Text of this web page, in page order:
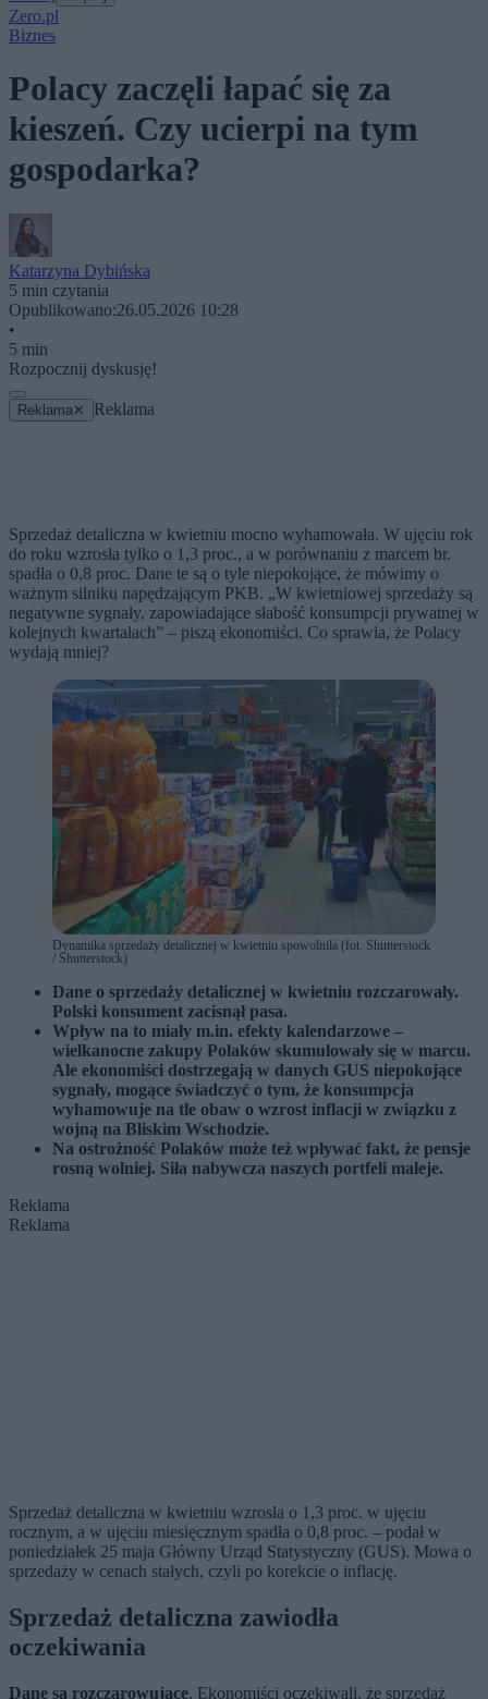
Zero.pl
Biznes
Polacy zaczęli łapać się za
kieszeń. Czy ucierpi na tym
gospodarka?
Katarzyna Dybińska
5 min czytania
Opublikowano:26.05.2026 10:28
•
5 min
Rozpocznij dyskusję!
Reklama ✕ Reklama
Sprzedaż detaliczna w kwietniu mocno wyhamowała. W ujęciu rok
do roku wzrosła tylko o 1,3 proc., a w porównaniu z marcem br.
spadła o 0,8 proc. Dane te są o tyle niepokojące, że mówimy o
ważnym silniku napędzającym PKB. „W kwietniowej sprzedaży są
negatywne sygnały, zapowiadające słabość konsumpcji prywatnej w
kolejnych kwartałach” – piszą ekonomiści. Co sprawia, że Polacy
wydają mniej?
Dynamika sprzedaży detalicznej w kwietniu spowolniła (fot. Shutterstock
/ Shutterstock)
Dane o sprzedaży detalicznej w kwietniu rozczarowały.
Polski konsument zacisnął pasa.
Wpływ na to miały m.in. efekty kalendarzowe –
wielkanocne zakupy Polaków skumulowały się w marcu.
Ale ekonomiści dostrzegają w danych GUS niepokojące
sygnały, mogące świadczyć o tym, że konsumpcja
wyhamowuje na tle obaw o wzrost inflacji w związku z
wojną na Bliskim Wschodzie.
Na ostrożność Polaków może też wpływać fakt, że pensje
rosną wolniej. Siła nabywcza naszych portfeli maleje.
Reklama
Reklama
Sprzedaż detaliczna w kwietniu wzrosła o 1,3 proc. w ujęciu
rocznym, a w ujęciu miesięcznym spadła o 0,8 proc. – podał w
poniedziałek 25 maja Główny Urząd Statystyczny (GUS). Mowa o
sprzedaży w cenach stałych, czyli po korekcie o inflację.
Sprzedaż detaliczna zawiodła
oczekiwania
Dane są rozczarowujące. Ekonomiści oczekiwali, że sprzedaż